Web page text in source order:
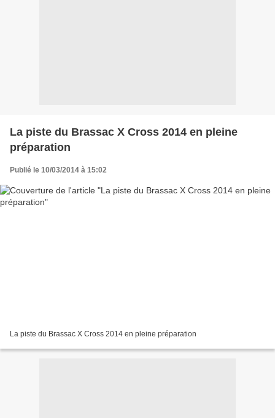
La piste du Brassac X Cross 2014 en pleine
préparation
Publié le 10/03/2014 à 15:02
La piste du Brassac X Cross 2014 en pleine préparation